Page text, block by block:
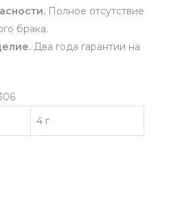
Полное отсутствие
брака.
Два года гарантии на
4 г